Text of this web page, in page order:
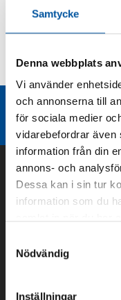
Samtycke
Denna webbplats
Vi använder
och annonserna till
för sociala medier
vidarebefordrar även
information från din
annons- och
Dessa kan i sin tur
information som du
Nödvändig
Inställningar
Kurvor
Liknande